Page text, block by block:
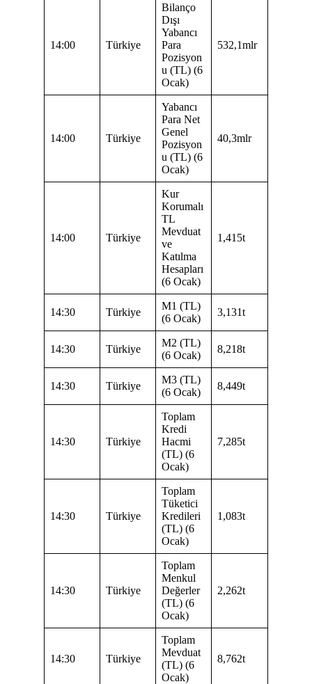
14:00 Türkiye
Bilanço
Dışı
Yabancı
Para
Pozisyon
u (TL) (6
Ocak)
532,1mlr
14:00 Türkiye
Yabancı
Para Net
Genel
Pozisyon
u (TL) (6
Ocak)
40,3mlr
14:00 Türkiye
Kur
Korumalı
TL
Mevduat
ve
Katılma
Hesapları
(6 Ocak)
1,415t
14:30 Türkiye
M1 (TL)
(6 Ocak)
3,131t
14:30 Türkiye
M2 (TL)
(6 Ocak)
8,218t
14:30 Türkiye
M3 (TL)
(6 Ocak)
8,449t
14:30 Türkiye
Toplam
Kredi
Hacmi
(TL) (6
Ocak)
7,285t
14:30 Türkiye
Toplam
Tüketici
Kredileri
(TL) (6
Ocak)
1,083t
14:30 Türkiye
Toplam
Menkul
Değerler
(TL) (6
Ocak)
2,262t
14:30 Türkiye
Toplam
Mevduat
(TL) (6
Ocak)
8,762t